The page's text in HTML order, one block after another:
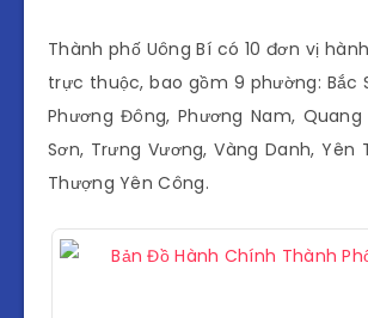
Thành phố Uông Bí có 10 đơn vị
trực thuộc, bao gồm 9 phường: Bắc
Phương Đông, Phương Nam,
Sơn, Trưng Vương, Vàng Danh, Yên
Thượng Yên Công.